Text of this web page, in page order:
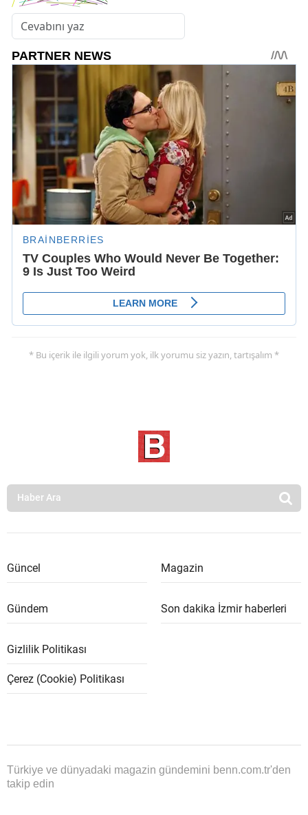
* Bu içerik ile ilgili yorum yok, ilk yorumu siz yazın, tartışalım *
Güncel Magazin
Gündem Son dakika İzmir haberleri
Gizlilik Politikası
Çerez (Cookie) Politikası
Türkiye ve dünyadaki magazin gündemini benn.com.tr'den
takip edin